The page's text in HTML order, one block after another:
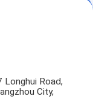
Longhui Road,
City,